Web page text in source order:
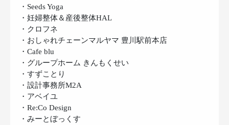
・Seeds Yoga
・妊婦整体＆産後整体HAL
・クロフネ
・おしゃれチェーンマルヤマ 豊川駅前本店
・Cafe blu
・グループホーム きんもくせい
・すずことり
・設計事務所M2A
・アベイユ
・Re:Co Design
・みーとぼっくす